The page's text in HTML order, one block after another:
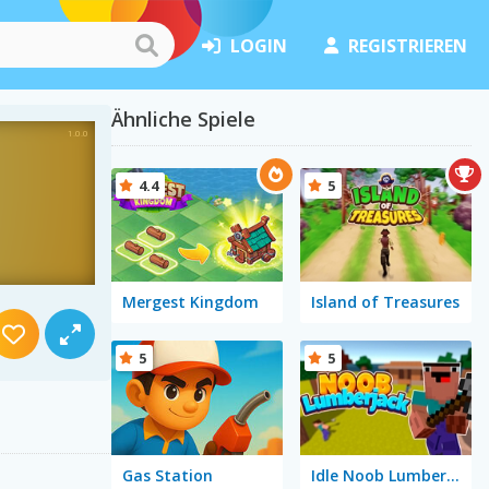
LOGIN REGISTRIEREN
Ähnliche Spiele
Mergest Kingdom
4.4
Island of Treasures
5
Gas Station
5
Idle Noob Lumberjack
5